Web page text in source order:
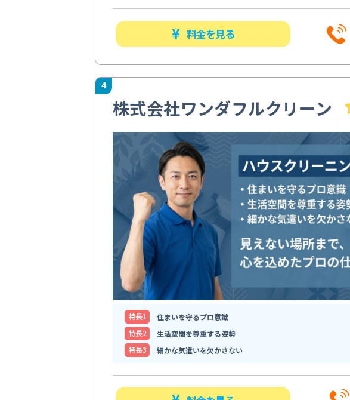
料金を見る
4
株式会社ワンダフルクリーン
特⻑1
住まいを守るプロ意識
特⻑2
生活空間を尊重する姿勢
特⻑3
細かな気遣いを欠かさない